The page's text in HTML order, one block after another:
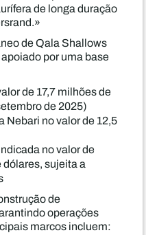
de longa duração
de Qala Shallows
por uma base
de 17,7 milhões de
de 2025)
Nebari no valor de 12,5
no valor de
sujeita a
de
operações
marcos incluem: